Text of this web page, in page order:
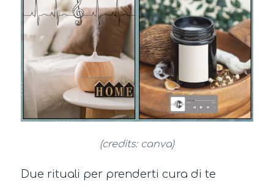
(credits: canva)
Due rituali per prenderti cura di te